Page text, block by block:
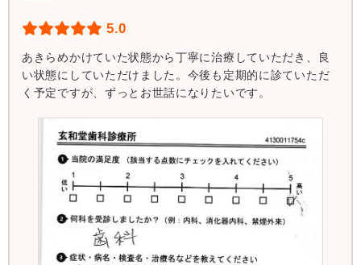
5.0
あきらめかけていた状態から丁寧に治療していただき、良
い状態にしていただけました。今後も定期的に診ていただ
く予定ですが、ずっとお世話になりたいです。